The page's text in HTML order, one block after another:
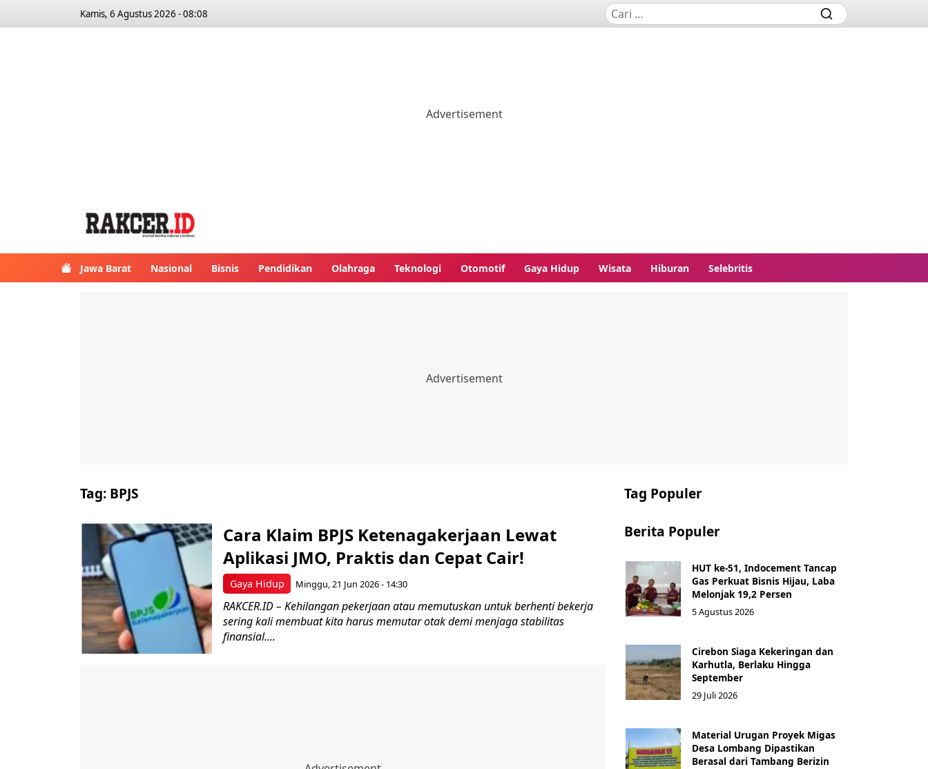
Kamis, 6 Agustus 2026 - 08:08
Jawa Barat Nasional Bisnis Pendidikan Olahraga Teknologi Otomotif Gaya Hidup Wisata Hiburan Selebritis
Tag: BPJS
Gaya Hidup
Cara Klaim BPJS Ketenagakerjaan Lewat
Aplikasi JMO, Praktis dan Cepat Cair!
Minggu, 21 Jun 2026 - 14:30
RAKCER.ID – Kehilangan pekerjaan atau memutuskan untuk berhenti bekerja
sering kali membuat kita harus memutar otak demi menjaga stabilitas
finansial....
Tag Populer
Berita Populer
HUT ke-51, Indocement Tancap
Gas Perkuat Bisnis Hijau, Laba
Melonjak 19,2 Persen
5 Agustus 2026
Cirebon Siaga Kekeringan dan
Karhutla, Berlaku Hingga
September
29 Juli 2026
Material Urugan Proyek Migas
Desa Lombang Dipastikan
Berasal dari Tambang Berizin